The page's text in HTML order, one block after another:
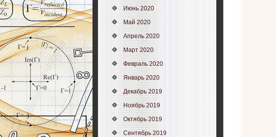
Июнь 2020
Май 2020
Апрель 2020
Март 2020
Февраль 2020
Январь 2020
Декабрь 2019
Ноябрь 2019
Октябрь 2019
Сентябрь 2019